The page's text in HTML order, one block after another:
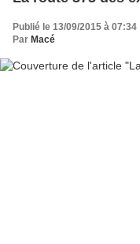
Publié le 13/09/2015 à 07:34
Par Macé